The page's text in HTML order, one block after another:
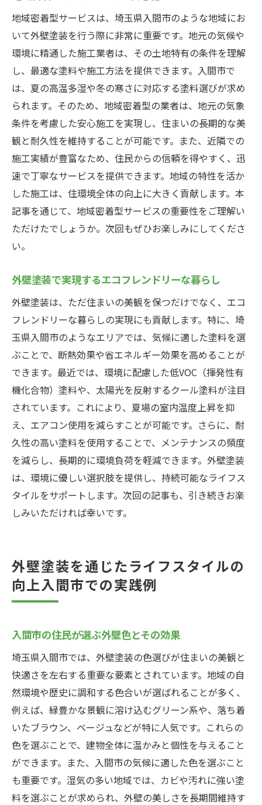
地域密着型サービスは、埼玉県入間市のような地域にお
いて外壁塗装を行う際に非常に重要です。地元の気候や
環境に精通した施工業者は、その土地特有の条件を理解
し、最適な塗料や施工方法を提供できます。入間市で
は、夏の高温多湿や冬の寒さに対応する塗料選びが求め
られます。そのため、地域密着型の業者は、地元の気象
条件を考慮した安心施工を実現し、住まいの長期的な美
観と耐久性を維持することが可能です。また、近隣での
施工実績が豊富なため、住民からの信頼を得やすく、迅
速で丁寧なサービスを提供できます。地域の特性を活か
した施工は、住環境全体の向上に大きく貢献します。本
記事を通じて、地域密着型サービスの重要性をご理解い
ただけたでしょうか。次回もぜひお楽しみにしてくださ
い。
外壁塗装で実現するエコフレンドリーな暮らし
外壁塗装は、ただ住まいの美観を保つだけでなく、エコ
フレンドリーな暮らしの実現にも貢献します。特に、埼
玉県入間市のようなエリアでは、気候に適した塗料を選
ぶことで、断熱効果や省エネルギー効果を高めることが
できます。最近では、環境に配慮した低VOC（揮発性有
機化合物）塗料や、太陽光を反射するクール塗料が注目
されています。これにより、夏場の室内温度上昇を抑
え、エアコン使用を減らすことが可能です。さらに、耐
久性の高い塗料を使用することで、メンテナンスの頻度
を減らし、長期的に環境負荷を軽減できます。外壁塗装
は、環境に優しい選択肢を提供し、持続可能なライフス
タイルをサポートします。次回の記事も、引き続きお楽
しみいただければ幸いです。
外壁塗装を通じたライフスタイルの
向上入間市での実践例
入間市の住民が選ぶ外壁色とその効果
埼玉県入間市では、外壁塗装の色選びが住まいの美観と
快適さを左右する重要な要素とされています。地域の自
然環境や歴史に調和する色合いが選ばれることが多く、
例えば、緑豊かな景観に溶け込むグリーン系や、落ち着
いたブラウン、ベージュなどが特に人気です。これらの
色を選ぶことで、建物全体に温かみと個性を与えること
ができます。また、入間市の気候に適した色を選ぶこと
も重要です。湿気の多い地域では、カビや汚れに強い塗
料を選ぶことが求められ、外壁の美しさを長期間維持す